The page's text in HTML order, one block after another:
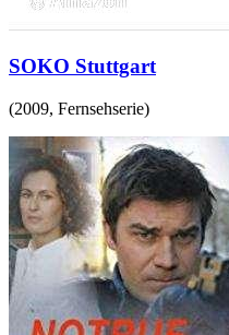
SOKO Stuttgart
(2009, Fernsehserie)